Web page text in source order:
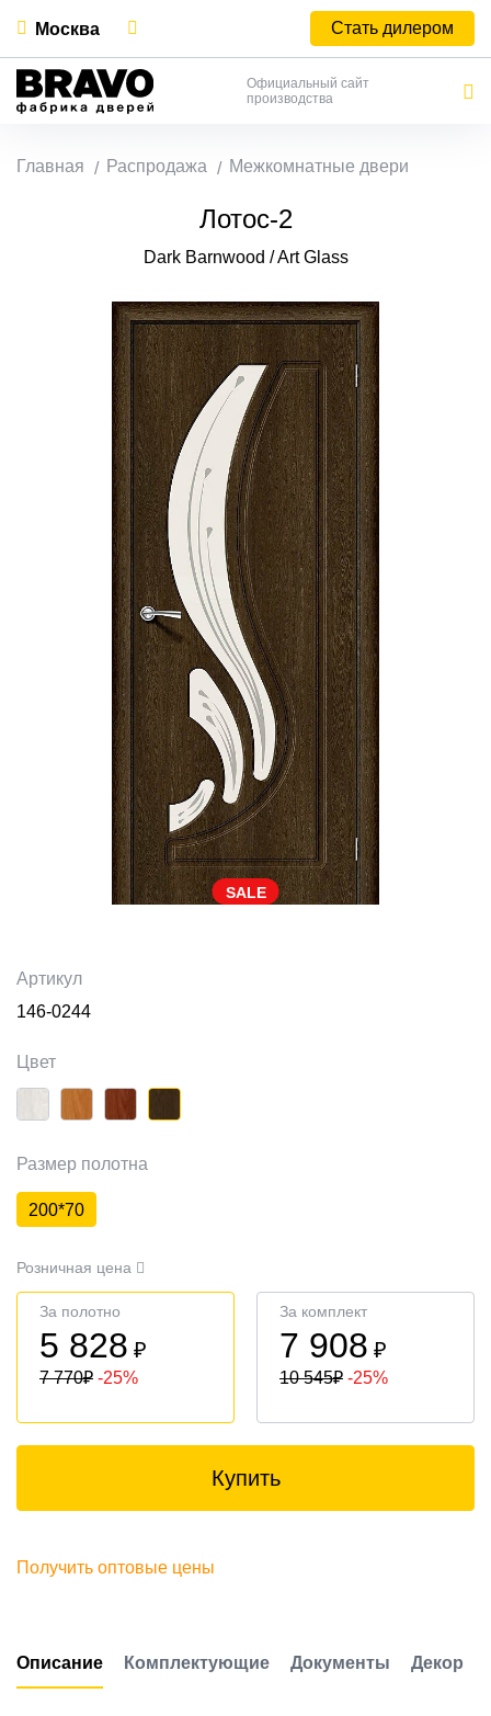
Москва Стать дилером
Официальный сайт
производства
Главная Распродажа Межкомнатные двери
Лотос-2
Dark Barnwood / Art Glass
SALE
Артикул
146-0244
Цвет
Размер полотна
200*70
Розничная цена
За полотно
5 828 ₽
7 770₽ -25%
За комплект
7 908 ₽
10 545₽ -25%
Купить
Получить оптовые цены
Описание Комплектующие Документы Декор